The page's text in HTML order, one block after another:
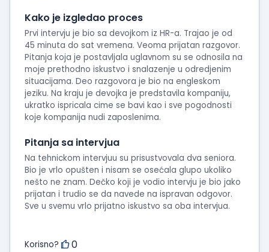
Kako je izgledao proces
Prvi intervju je bio sa devojkom iz HR-a. Trajao je od
45 minuta do sat vremena. Veoma prijatan razgovor.
Pitanja koja je postavljala uglavnom su se odnosila na
moje prethodno iskustvo i snalazenje u odredjenim
situacijama. Deo razgovora je bio na engleskom
jeziku. Na kraju je devojka je predstavila kompaniju,
ukratko ispricala cime se bavi kao i sve pogodnosti
koje kompanija nudi zaposlenima.
Pitanja sa intervjua
Na tehnickom intervjuu su prisustvovala dva seniora.
Bio je vrlo opušten i nisam se osećala glupo ukoliko
nešto ne znam. Dečko koji je vodio intervju je bio jako
prijatan i trudio se da navede na ispravan odgovor.
Sve u svemu vrlo prijatno iskustvo sa oba intervjua.
Korisno? 0